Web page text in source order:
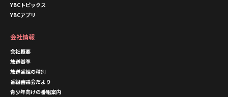
YBCトピックス
YBCアプリ
会社情報
会社概要
放送基準
放送番組の種別
番組審議会だより
青少年向けの番組案内